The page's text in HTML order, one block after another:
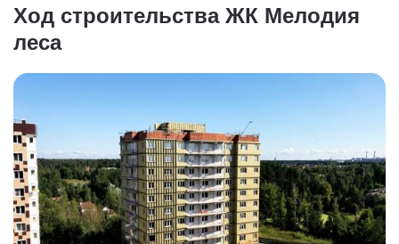
Ход строительства ЖК Мелодия
леса